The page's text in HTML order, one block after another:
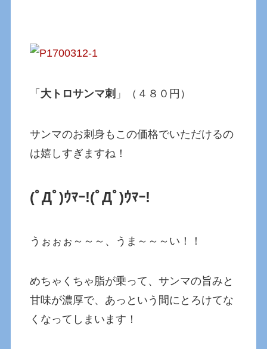
「 大トロサンマ刺 」（４８０円）
サンマのお刺身もこの価格でいただけるの
は嬉しすぎますね！
(ﾟДﾟ)ｳﾏｰ!(ﾟДﾟ)ｳﾏｰ!
うぉぉぉ～～～、うま～～～い！！
めちゃくちゃ脂が乗って、サンマの旨みと
甘味が濃厚で、あっという間にとろけてな
くなってしまいます！